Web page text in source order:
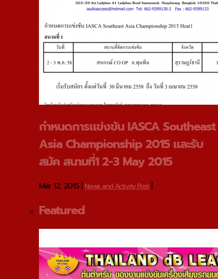
กําหนดการแข่งขัน IASCA Southeast
Asia Championship 2015 และรับ
สมัค สนามที่1 2-3 May 2015
Mar 12, 2015| News and Activity Post|
Featured